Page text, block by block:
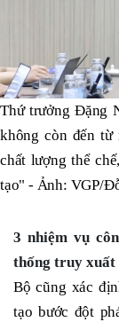
Thứ trưởng Đặng
không còn đến từ
chất lượng thể
tạo" - Ảnh: VGP/
3 nhiệm vụ
thống truy xuất
Bộ cũng xác
tạo bước đột